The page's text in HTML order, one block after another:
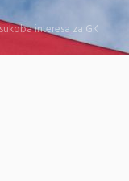
interesa za GK